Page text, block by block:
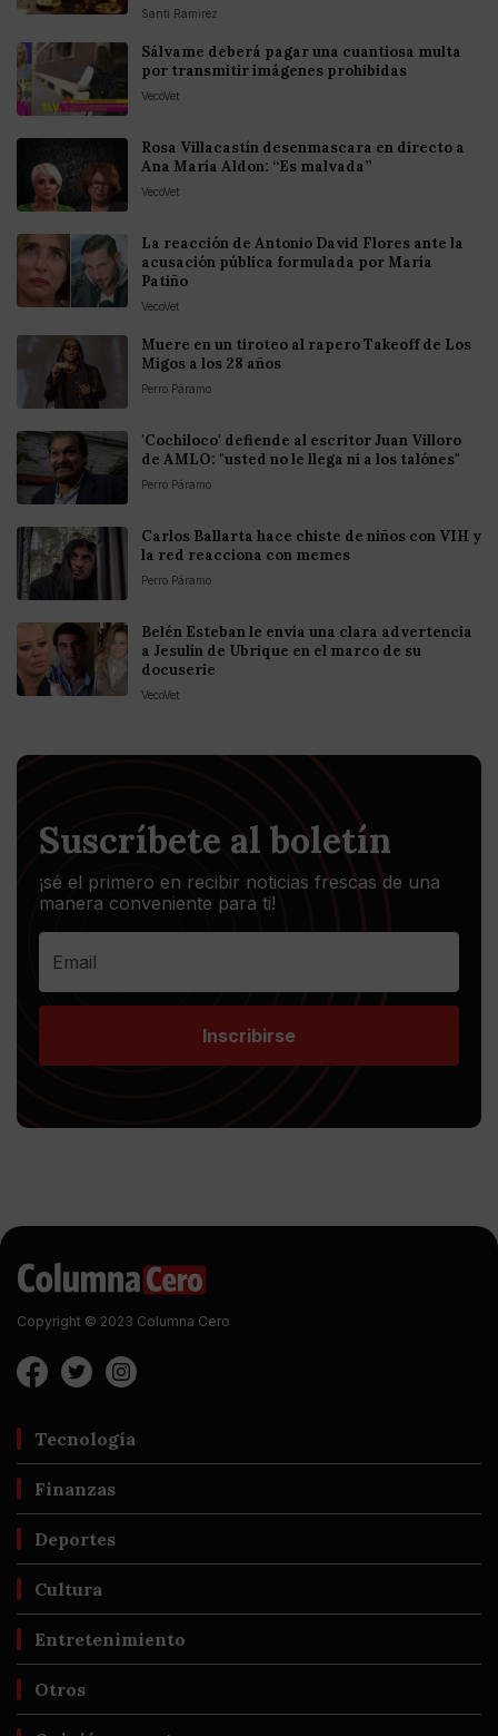
Santi Ramirez
Sálvame deberá pagar una cuantiosa multa
por transmitir imágenes prohibidas
VecoVet
Rosa Villacastín desenmascara en directo a
Ana María Aldon: “Es malvada”
VecoVet
La reacción de Antonio David Flores ante la
acusación pública formulada por María
Patiño
VecoVet
Muere en un tiroteo al rapero Takeoff de Los
Migos a los 28 años
Perro Páramo
'Cochiloco' defiende al escritor Juan Villoro
de AMLO: "usted no le llega ni a los talónes"
Perro Páramo
Carlos Ballarta hace chiste de niños con VIH y
la red reacciona con memes
Perro Páramo
Belén Esteban le envía una clara advertencia
a Jesulín de Ubrique en el marco de su
docuserie
VecoVet
Suscríbete al boletín
¡sé el primero en recibir noticias frescas de una
manera conveniente para ti!
Inscribirse
Copyright © 2023 Columna Cero
Tecnología
Finanzas
Deportes
Cultura
Entretenimiento
Otros